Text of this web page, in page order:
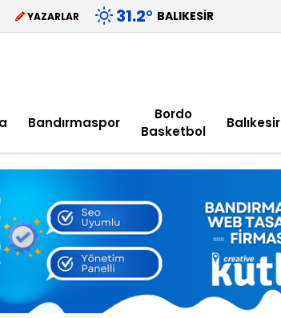
YAZARLAR 31.2° BALIKESIR
Bandırmaspor
Bordo
Basketbol
Balıkesir